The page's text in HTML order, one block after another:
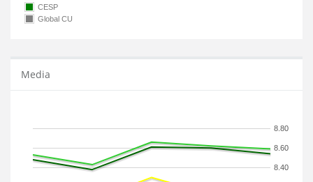
CESP
Global CU
Media
8.40
8.60
8.80